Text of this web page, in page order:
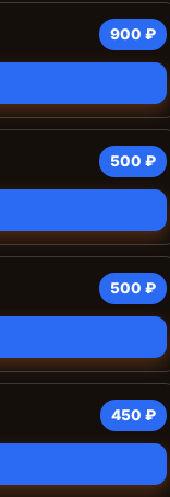
900 ₽
500 ₽
500 ₽
450 ₽